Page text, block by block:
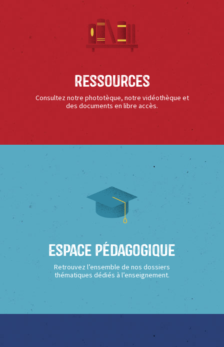
Ressources
Consultez notre phototèque, notre vidéothèque et
des documents en libre accès.
Espace Pédagogique
Retrouvez l’ensemble de nos dossiers
thématiques dédiés à l’enseignement.